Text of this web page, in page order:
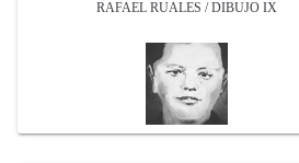
RAFAEL RUALES / DIBUJO IX